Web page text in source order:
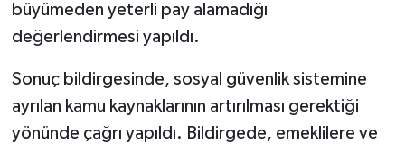
büyümeden yeterli pay alamadığı
değerlendirmesi yapıldı.
Sonuç bildirgesinde, sosyal güvenlik sistemine
ayrılan kamu kaynaklarının artırılması gerektiği
yönünde çağrı yapıldı. Bildirgede, emeklilere ve